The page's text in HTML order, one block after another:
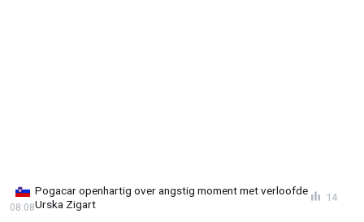
Pogacar openhartig over angstig moment met verloofde
Urska Zigart
08:08
14